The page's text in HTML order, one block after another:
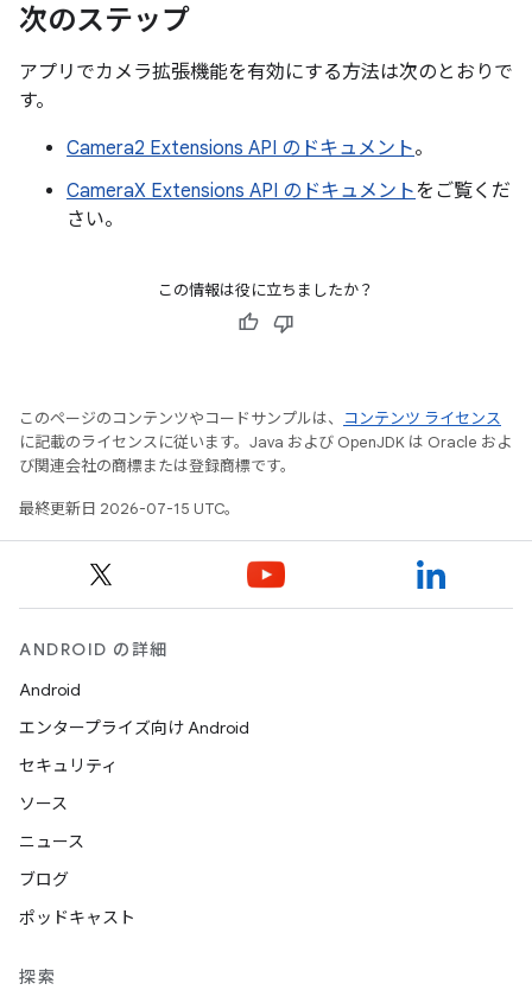
次のステップ
アプリでカメラ拡張機能を有効にする方法は次のとおりで
す。
Camera2 Extensions API のドキュメント。
CameraX Extensions API のドキュメントをご覧くだ
さい。
この情報は役に立ちましたか？
このページのコンテンツやコードサンプルは、
コンテンツ ライセンス
に記載のライセンスに従います。Java および OpenJDK は Oracle およ
び関連会社の商標または登録商標です。
最終更新日 2026-07-15 UTC。
ANDROID の詳細
Android
エンタープライズ向け Android
セキュリティ
ソース
ニュース
ブログ
ポッドキャスト
探索